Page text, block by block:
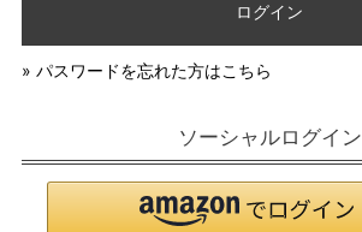
ログイン
» パスワードを忘れた方はこちら
ソーシャルログイン